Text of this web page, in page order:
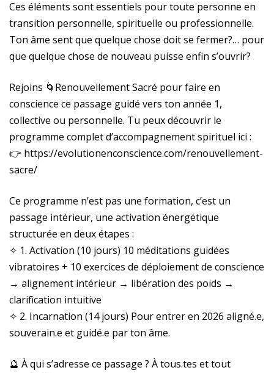
Ces éléments sont essentiels pour toute personne en
transition personnelle, spirituelle ou professionnelle.
Ton âme sent que quelque chose doit se fermer?… pour
que quelque chose de nouveau puisse enfin s’ouvrir?
Rejoins 🌀Renouvellement Sacré pour faire en
conscience ce passage guidé vers ton année 1,
collective ou personnelle. Tu peux découvrir le
programme complet d’accompagnement spirituel ici :
👉 https://evolutionenconscience.com/renouvellement-
sacre/
Ce programme n’est pas une formation, c’est un
passage intérieur, une activation énergétique
structurée en deux étapes :
✧ 1. Activation (10 jours) 10 méditations guidées
vibratoires + 10 exercices de déploiement de conscience
→ alignement intérieur → libération des poids →
clarification intuitive
✧ 2. Incarnation (14 jours) Pour entrer en 2026 aligné.e,
souverain.e et guidé.e par ton âme.
🔮 À qui s’adresse ce passage ? À tous.tes et tout